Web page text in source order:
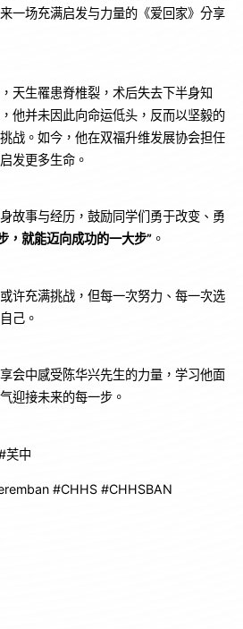
一场充满启发与力量的《爱回家》分享
天生罹患脊椎裂，术后失去下半身知
他并未因此向命运低头，反而以坚毅的
战。如今，他在双福升维发展协会担任
发更多生命。
故事与经历，鼓励同学们勇于改变、勇
，就能迈向成功的一大步” 。
许充满挑战，但每一次努力、每一次选
己。
会中感受陈华兴先生的力量，学习他面
迎接未来的每一步。
芙中
#CHHS #CHHSBAN